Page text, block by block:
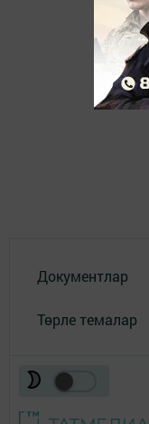
Документлар
Төрле темалар